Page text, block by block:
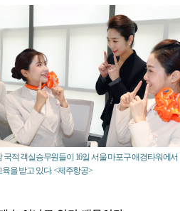
국적 객실승무원들이 16일 서울 마포구 애경타워에서
을 받고 있다. <제주항공>